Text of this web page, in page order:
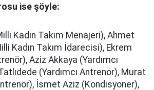
ise şöyle:
Kadın Takım Menajeri), Ahmet
Kadın Takım İdarecisi), Ekrem
Aziz Akkaya (Yardımcı
(Yardımcı Antrenör), Murat
İsmet Aziz (Kondisyoner),